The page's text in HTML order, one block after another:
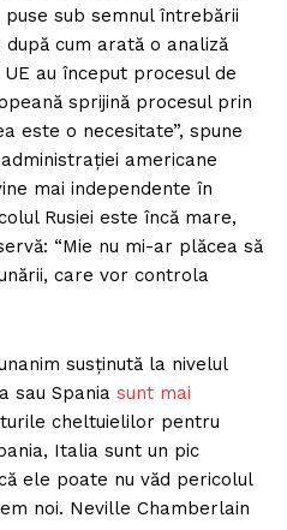
sub semnul întrebării
cum arată o analiză
au început procesul de
sprijină procesul prin
este o necesitate”, spune
americane
mai independente în
Rusiei este încă mare,
“Mie nu mi-ar plăcea să
care vor controla
susținută la nivelul
sau Spania sunt mai
cheltuielilor pentru
Italia sunt un pic
ele poate nu văd pericolul
noi. Neville Chamberlain